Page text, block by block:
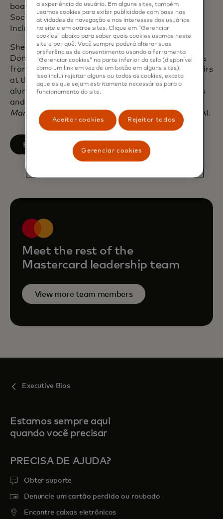
boards of Okta, data.org, The Aspen Institute Civil
Society Fellowship, and the CGAP Financial
Inclusion Initiative.
She earned a Bachelor of Science from Old
Dominion University and a Master of Public Affairs
from the Lyndon B. Johnson School of Public Affairs
at the University of Texas, Austin. She received the
alumni of distinction award from both institutions
and is currently a contributor to
Management Review
on the topic of Responsible AI.
Follow on LinkedIn
abre em uma nova guia
Meet the rest of the
Mastercard leadership team
View more team members
Executive Bios
Estamos sempre aqui
quando você precisar
PRECISA DE AJUDA?
Obter suporte
Denuncie um cartão perdido ou roubado
Encontre caixas eletrônicos
a experiência do usuário. Em alguns sites, também
usamos cookies para exibir publicidade com base nas
atividades de navegação e nos interesses dos usuários
no site e em outros sites. Clique em “Gerenciar
cookies” abaixo para saber quais cookies usamos neste
site e por quê. Você sempre poderá alterar suas
preferências de consentimento usando a ferramenta
“Gerenciar cookies” na parte inferior da tela (disponível
como um link em vez de um botão em alguns sites).
Isso inclui rejeitar alguns ou todos os cookies, exceto
aqueles que sejam estritamente necessários para o
funcionamento do site.
Aceitar cookies Rejeitar todos
Gerenciar cookies